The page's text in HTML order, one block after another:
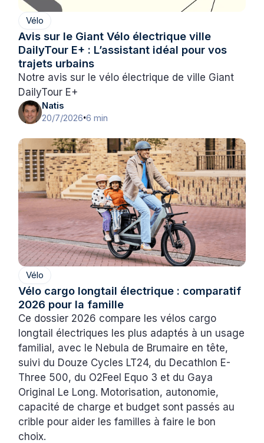
Vélo
Avis sur le Giant Vélo électrique ville
DailyTour E+ : L’assistant idéal pour vos
trajets urbains
Notre avis sur le vélo électrique de ville Giant
DailyTour E+
Natis
20/7/2026•6 min
Vélo
Vélo cargo longtail électrique : comparatif
2026 pour la famille
Ce dossier 2026 compare les vélos cargo
longtail électriques les plus adaptés à un usage
familial, avec le Nebula de Brumaire en tête,
suivi du Douze Cycles LT24, du Decathlon E-
Three 500, du O2Feel Equo 3 et du Gaya
Original Le Long. Motorisation, autonomie,
capacité de charge et budget sont passés au
crible pour aider les familles à faire le bon
choix.